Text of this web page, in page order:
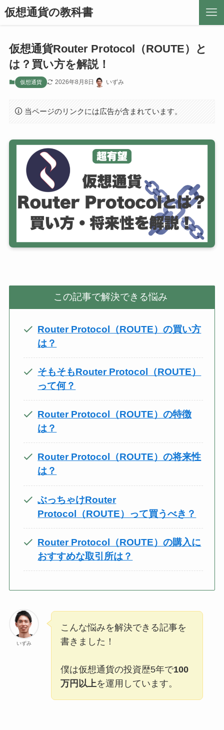
仮想通貨の教科書
仮想通貨Router Protocol（ROUTE）と
は？買い方を解説！
仮想通貨 2026年8月8日 いずみ
当ページのリンクには広告が含まれています。
この記事で解決できる悩み
Router Protocol（ROUTE）の買い方
は？
そもそもRouter Protocol（ROUTE）
って何？
Router Protocol（ROUTE）の特徴
は？
Router Protocol（ROUTE）の将来性
は？
ぶっちゃけRouter
Protocol（ROUTE）って買うべき？
Router Protocol（ROUTE）の購入に
おすすめな取引所は？
いずみ
こんな悩みを解決できる記事を
書きました！
僕は仮想通貨の投資歴5年で100
万円以上を運用しています。